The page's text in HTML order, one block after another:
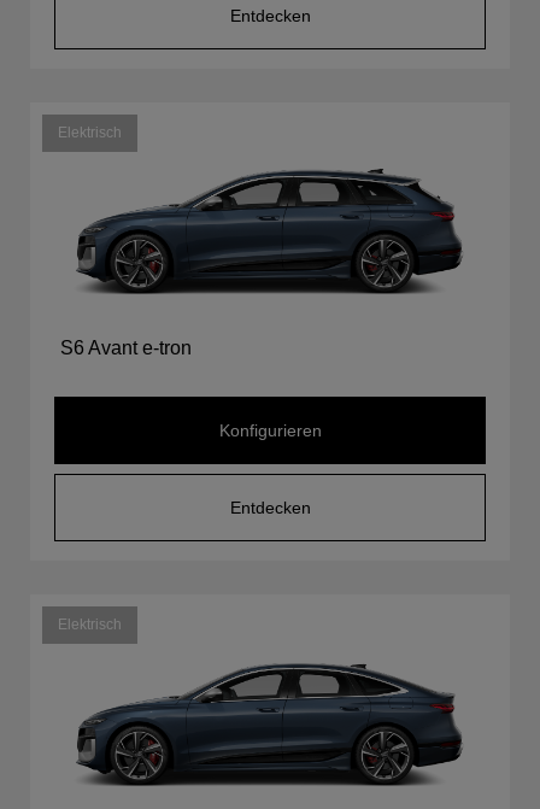
Entdecken
Elektrisch
S6 Avant e-tron
Konfigurieren
Entdecken
Elektrisch